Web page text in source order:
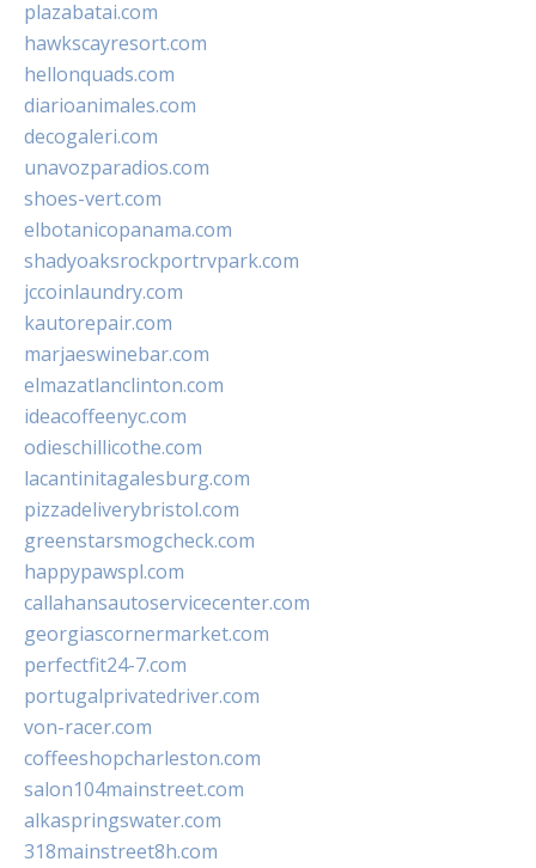
plazabatai.com
hawkscayresort.com
hellonquads.com
diarioanimales.com
decogaleri.com
unavozparadios.com
shoes-vert.com
elbotanicopanama.com
shadyoaksrockportrvpark.com
jccoinlaundry.com
kautorepair.com
marjaeswinebar.com
elmazatlanclinton.com
ideacoffeenyc.com
odieschillicothe.com
lacantinitagalesburg.com
pizzadeliverybristol.com
greenstarsmogcheck.com
happypawspl.com
callahansautoservicecenter.com
georgiascornermarket.com
perfectfit24-7.com
portugalprivatedriver.com
von-racer.com
coffeeshopcharleston.com
salon104mainstreet.com
alkaspringswater.com
318mainstreet8h.com